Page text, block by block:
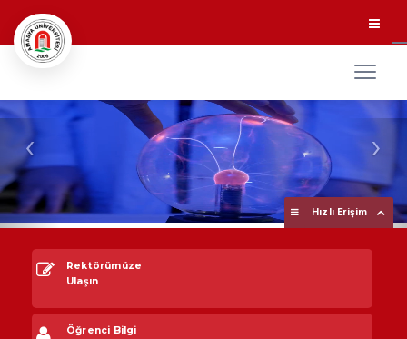
‹ ›
Hızlı Erişim
Rektörümüze
Ulaşın
Öğrenci Bilgi